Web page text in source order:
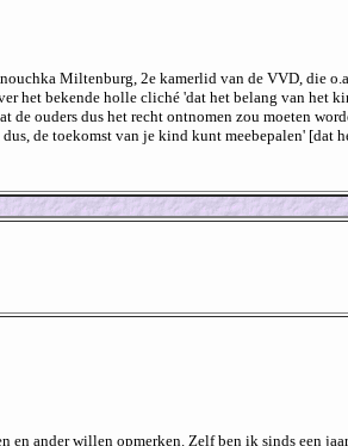
Miltenburg, 2e kamerlid van de VVD, die
het bekende holle cliché 'dat het belang van het
ouders dus het recht ontnomen zou moeten
de toekomst van je kind kunt meebepalen' [dat
ander willen opmerken. Zelf ben ik sinds een